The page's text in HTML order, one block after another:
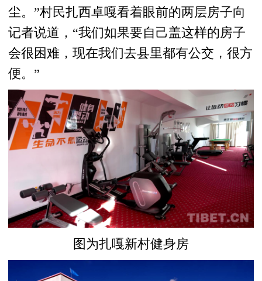
尘。”村民扎西卓嘎看着眼前的两层房子向
记者说道，“我们如果要自己盖这样的房子
会很困难，现在我们去县里都有公交，很方
便。”
图为扎嘎新村健身房